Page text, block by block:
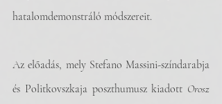
hatalomdemonstráló módszereit.
Az előadás, mely Stefano Massini-színdarabja
és Politkovszkaja poszthumusz kiadott Orosz